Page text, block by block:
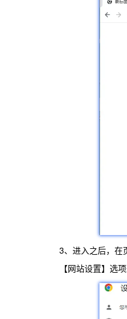
3、进入之后，在
【网站设置】选